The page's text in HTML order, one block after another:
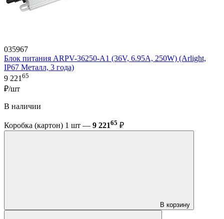
035967
Блок питания ARPV-36250-A1 (36V, 6.95A, 250W) (Arlight,
IP67 Металл, 3 года)
9 221 65
₽/шт
В наличии
Коробка (картон) 1 шт — 9 22165 ₽
В корзину